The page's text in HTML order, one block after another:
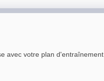
avec votre plan d'entraînement